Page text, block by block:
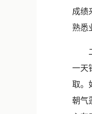
成绩
熟悉
二
一天
取。
朝气